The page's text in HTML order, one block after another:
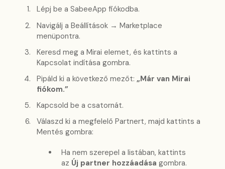
Lépj be a SabeeApp fiókodba.
Navigálj a Beállítások → Marketplace
menüpontra.
Keresd meg a Mirai elemet, és kattints a
Kapcsolat indítása gombra.
Pipáld ki a következő mezőt: „Már van Mirai
fiókom.”
Kapcsold be a csatornát.
Válaszd ki a megfelelő Partnert, majd kattints a
Mentés gombra:
Ha nem szerepel a listában, kattints
az Új partner hozzáadása gombra.